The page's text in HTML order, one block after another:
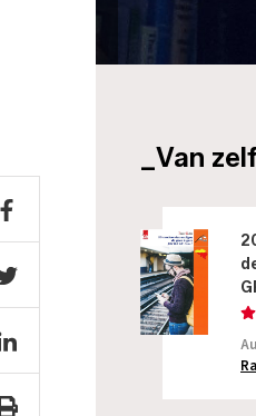
_Van